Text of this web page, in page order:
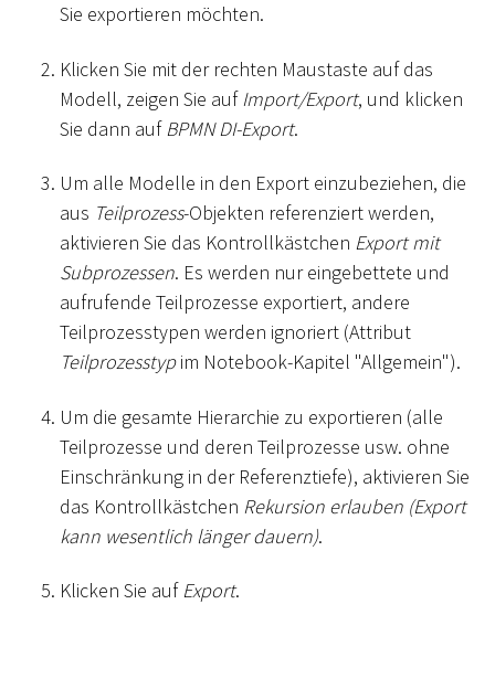
Sie exportieren möchten.
Klicken Sie mit der rechten Maustaste auf das
Modell, zeigen Sie aufImport/Export, und klicken
Sie dann aufBPMN DI-Export.
Um alle Modelle in den Export einzubeziehen, die
aus Teilprozess-Objekten referenziert werden,
aktivieren Sie das Kontrollkästchen Export mit
Subprozessen. Es werden nur eingebettete und
aufrufende Teilprozesse exportiert, andere
Teilprozesstypen werden ignoriert (Attribut
Teilprozesstypim Notebook-Kapitel "Allgemein").
Um die gesamte Hierarchie zu exportieren (alle
Teilprozesse und deren Teilprozesse usw. ohne
Einschränkung in der Referenztiefe), aktivieren Sie
das Kontrollkästchen Rekursion erlauben (Export
kann wesentlich länger dauern).
Klicken Sie aufExport.